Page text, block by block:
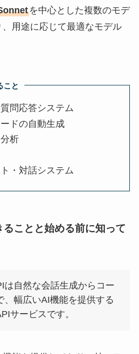
を中心とした複数のモデ
用途に応じて最適なモデル
こと
問応答システム
ドの自動生成
析
・対話システム
ことと始める前に知って
は自然な会話生成からコー
、幅広いAI機能を提供する
サービスです。